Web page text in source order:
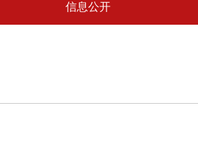
信息公开